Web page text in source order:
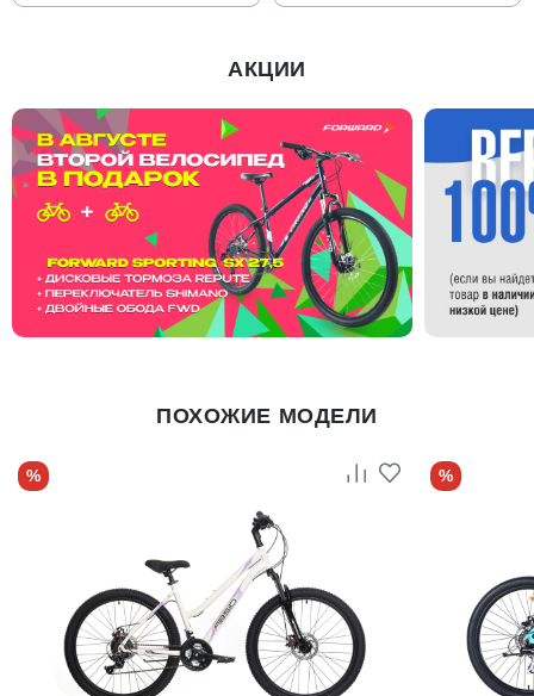
АКЦИИ
ПОХОЖИЕ МОДЕЛИ
% %